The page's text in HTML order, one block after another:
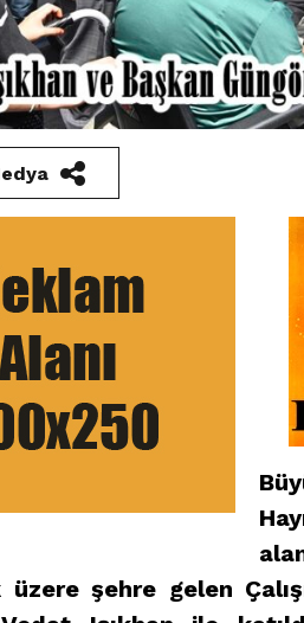
üzere şehre gelen